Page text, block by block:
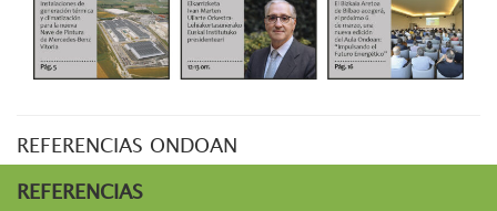
REFERENCIAS ONDOAN
REFERENCIAS